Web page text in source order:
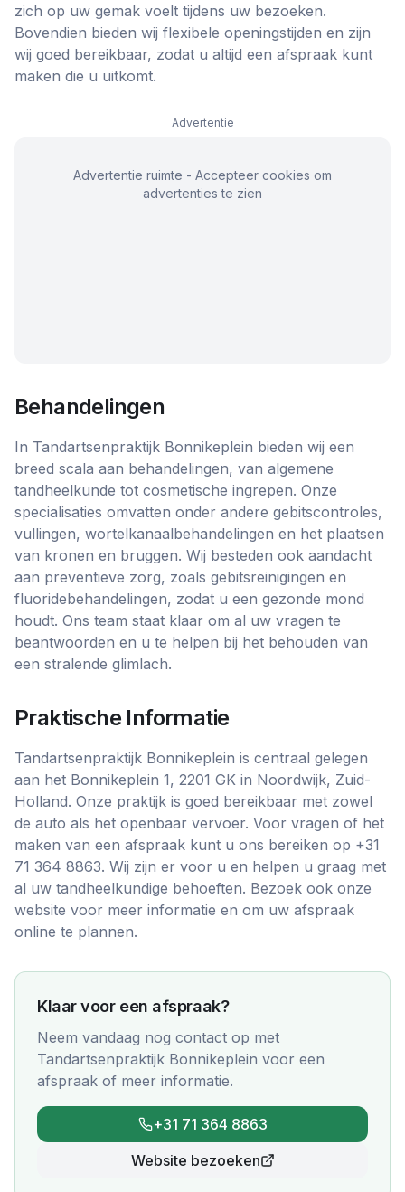
zich op uw gemak voelt tijdens uw bezoeken.
Bovendien bieden wij flexibele openingstijden en zijn
wij goed bereikbaar, zodat u altijd een afspraak kunt
maken die u uitkomt.
Advertentie
Advertentie ruimte - Accepteer cookies om
advertenties te zien
Behandelingen
In Tandartsenpraktijk Bonnikeplein bieden wij een
breed scala aan behandelingen, van algemene
tandheelkunde tot cosmetische ingrepen. Onze
specialisaties omvatten onder andere gebitscontroles,
vullingen, wortelkanaalbehandelingen en het plaatsen
van kronen en bruggen. Wij besteden ook aandacht
aan preventieve zorg, zoals gebitsreinigingen en
fluoridebehandelingen, zodat u een gezonde mond
houdt. Ons team staat klaar om al uw vragen te
beantwoorden en u te helpen bij het behouden van
een stralende glimlach.
Praktische Informatie
Tandartsenpraktijk Bonnikeplein is centraal gelegen
aan het Bonnikeplein 1, 2201 GK in Noordwijk, Zuid-
Holland. Onze praktijk is goed bereikbaar met zowel
de auto als het openbaar vervoer. Voor vragen of het
maken van een afspraak kunt u ons bereiken op +31
71 364 8863. Wij zijn er voor u en helpen u graag met
al uw tandheelkundige behoeften. Bezoek ook onze
website voor meer informatie en om uw afspraak
online te plannen.
Klaar voor een afspraak?
Neem vandaag nog contact op met
Tandartsenpraktijk Bonnikeplein voor een
afspraak of meer informatie.
+31 71 364 8863
Website bezoeken